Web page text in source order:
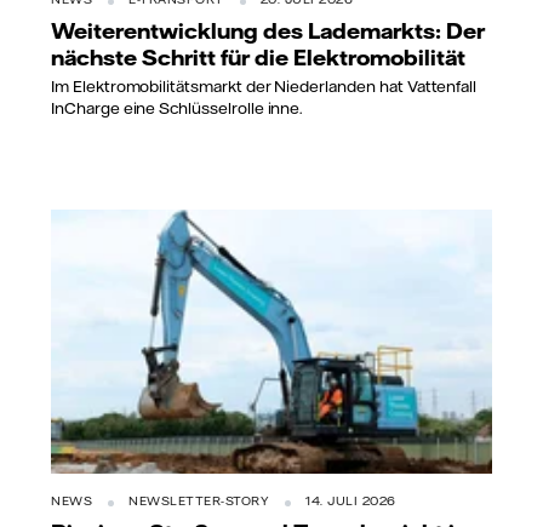
Weiterentwicklung des Lademarkts: Der
nächste Schritt für die Elektromobilität
Im Elektromobilitätsmarkt der Niederlanden hat Vattenfall
InCharge eine Schlüsselrolle inne.
NEWS NEWSLETTER-STORY 14. JULI 2026